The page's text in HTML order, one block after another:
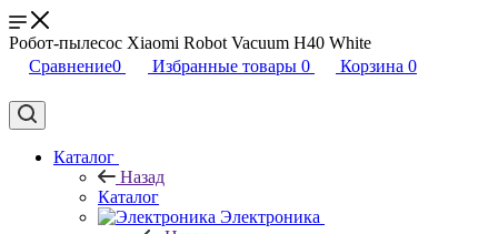
Робот-пылесос Xiaomi Robot Vacuum H40 White
Сравнение0 Избранные товары 0 Корзина 0
Каталог
Назад
Каталог
Электроника